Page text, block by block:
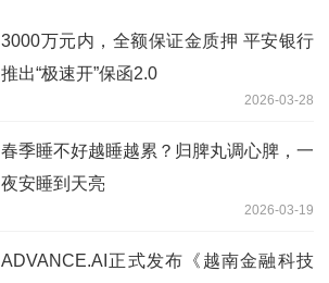
3000万元内，全额保证金质押 平安银行
推出“极速开”保函2.0
2026-03-28
春季睡不好越睡越累？归脾丸调心脾，一
夜安睡到天亮
2026-03-19
ADVANCE.AI正式发布《越南金融科技